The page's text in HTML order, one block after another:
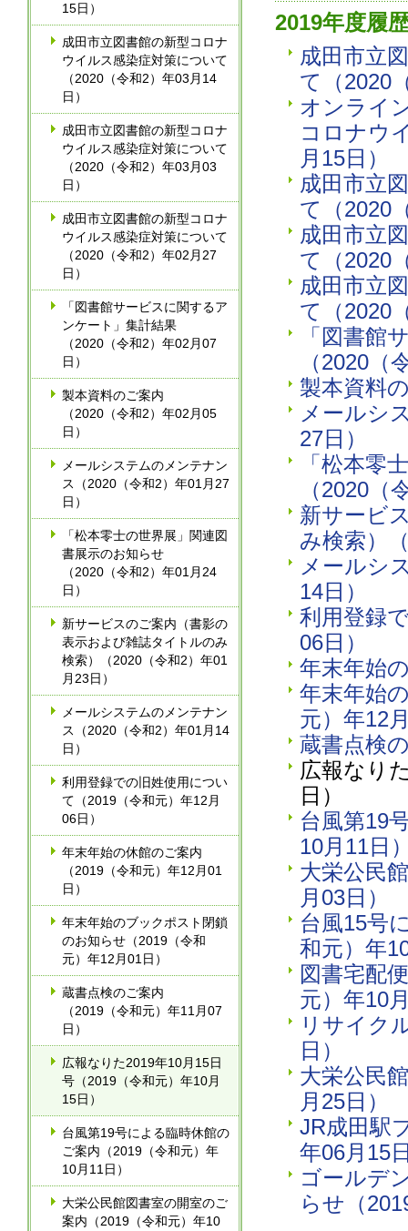
15日）
成田市立図書館の新型コロナ
ウイルス感染症対策について
（2020（令和2）年03月14
日）
成田市立図書館の新型コロナ
ウイルス感染症対策について
（2020（令和2）年03月03
日）
成田市立図書館の新型コロナ
ウイルス感染症対策について
（2020（令和2）年02月27
日）
「図書館サービスに関するア
ンケート」集計結果
（2020（令和2）年02月07
日）
製本資料のご案内
（2020（令和2）年02月05
日）
メールシステムのメンテナン
ス（2020（令和2）年01月27
日）
「松本零士の世界展」関連図
書展示のお知らせ
（2020（令和2）年01月24
日）
新サービスのご案内（書影の
表示および雑誌タイトルのみ
検索）（2020（令和2）年01
月23日）
メールシステムのメンテナン
ス（2020（令和2）年01月14
日）
利用登録での旧姓使用につい
て（2019（令和元）年12月
06日）
年末年始の休館のご案内
（2019（令和元）年12月01
日）
年末年始のブックポスト閉鎖
のお知らせ（2019（令和
元）年12月01日）
蔵書点検のご案内
（2019（令和元）年11月07
日）
広報なりた2019年10月15日
号（2019（令和元）年10月
15日）
台風第19号による臨時休館の
ご案内（2019（令和元）年
10月11日）
大栄公民館図書室の開室のご
案内（2019（令和元）年10
2019年度履
成田市立
て（2020
オンライ
コロナウ
月15日）
成田市立
て（2020
成田市立
て（2020
成田市立
て（2020
「図書館
（2020（
製本資料
メールシ
27日）
「松本零
（2020（
新サービ
み検索）
メールシ
14日）
利用登録
06日）
年末年始
年末年始
元）年12
蔵書点検
広報なり
日）
台風第19
10月11日
大栄公民
月03日）
台風15号
和元）年
図書宅配
元）年10
リサイク
日）
大栄公民
月25日）
JR成田駅
年06月15
ゴールデ
らせ（